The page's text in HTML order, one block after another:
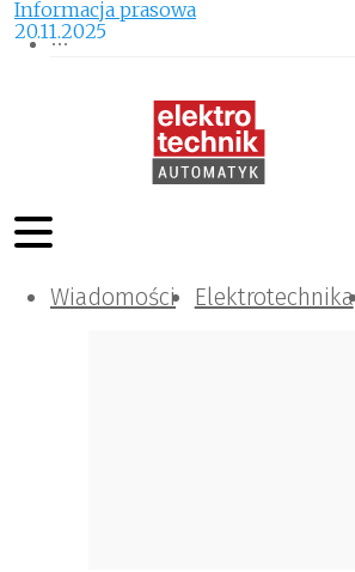
Wiadomości Elektrotechnika
Komunikacja i IT
Kontrola
Tematy specjalne
Informacja prasowa
20.11.2025